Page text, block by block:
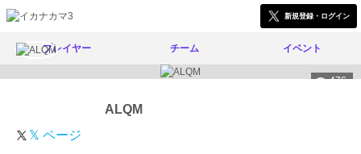
新規登録・ログイン
プレイヤー チーム イベント
476
ALQM
𝕏 ページ